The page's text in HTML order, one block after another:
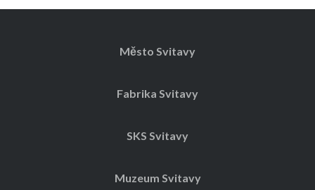
Město Svitavy
Fabrika Svitavy
SKS Svitavy
Muzeum Svitavy